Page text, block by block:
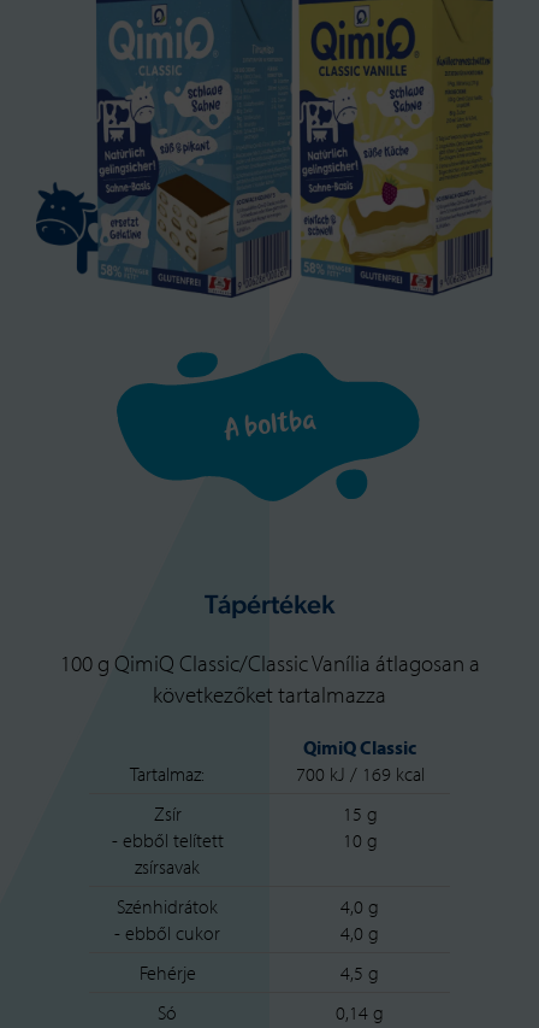
A boltba
Tápértékek
100 g QimiQ Classic/Classic Vanília átlagosan a
következőket tartalmazza
QimiQ Classic
Tartalmaz:
700 kJ / 169 kcal
Zsír
15 g
- ebből telített
zsírsavak
10 g
Szénhidrátok
4,0 g
- ebből cukor
4,0 g
Fehérje
4,5 g
Só
0,14 g